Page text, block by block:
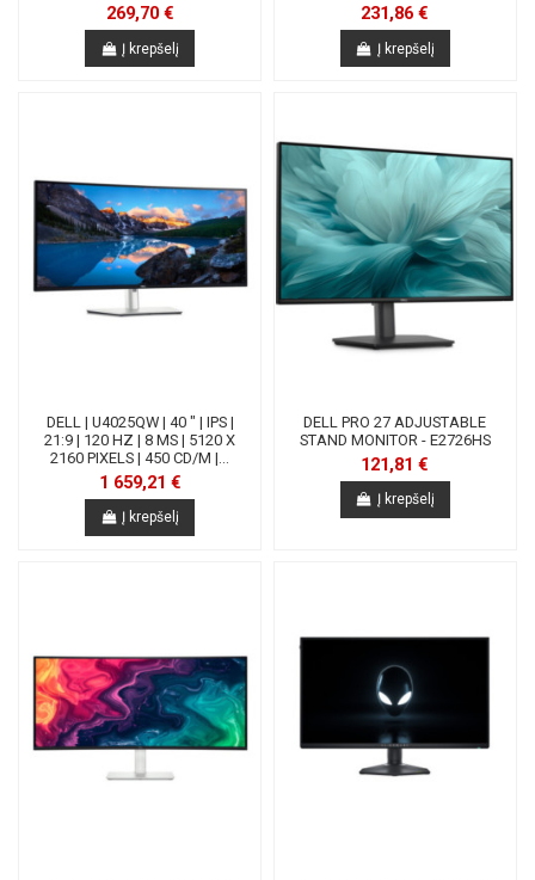
269,70 €
Į krepšelį
231,86 €
Į krepšelį
DELL | U4025QW | 40 " | IPS |
21:9 | 120 HZ | 8 MS | 5120 X
2160 PIXELS | 450 CD/M |...
1 659,21 €
Į krepšelį
DELL PRO 27 ADJUSTABLE
STAND MONITOR - E2726HS
121,81 €
Į krepšelį